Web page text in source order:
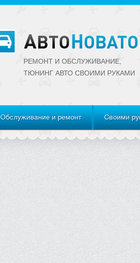
РЕМОНТ И ОБСЛУЖИВАНИЕ,
ТЮНИНГ АВТО CВОИМИ РУКАМИ
Обслуживание и ремонт Своими